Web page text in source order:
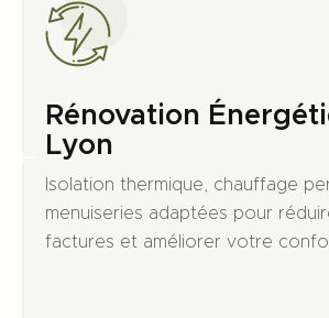
Rénovation
Lyon
Isolation thermique, chauffage
menuiseries adaptées pour
factures et améliorer votre